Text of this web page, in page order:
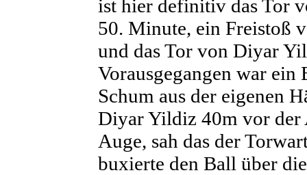
ist hier definitiv das Tor
50. Minute, ein Freistoß
und das Tor von Diyar
Vorausgegangen war
Schum aus der eigenen
Diyar Yildiz 40m vor der
Auge, sah das der
buxierte den Ball über